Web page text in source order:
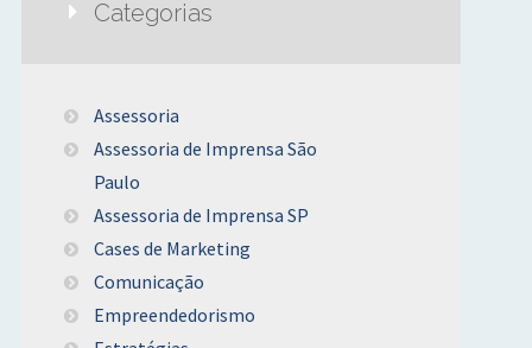
Categorias
Assessoria
Assessoria de Imprensa São
Paulo
Assessoria de Imprensa SP
Cases de Marketing
Comunicação
Empreendedorismo